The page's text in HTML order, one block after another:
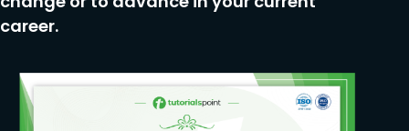
career.